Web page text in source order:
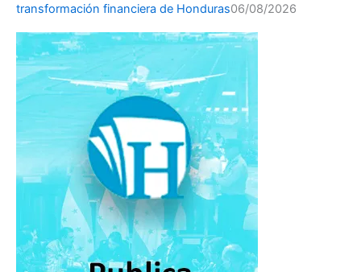
transformación financiera de Honduras06/08/2026